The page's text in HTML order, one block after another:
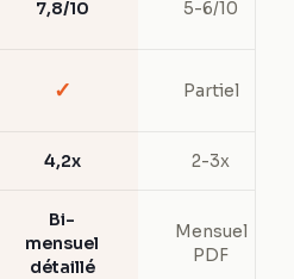
7,8/10 5-6/10
✓ Partiel
4,2x 2-3x
Bi-
mensuel
détaillé
Mensuel
PDF